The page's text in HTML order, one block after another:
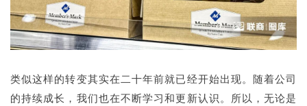
类似这样的转变其实在二十年前就已经开始出现。随着公司
的持续成长，我们也在不断学习和更新认识。所以，无论是